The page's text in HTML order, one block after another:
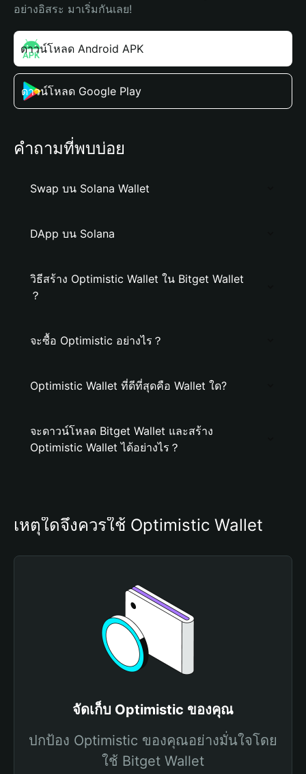
อย่างอิสระ มาเริ่มกันเลย!
ดาวน์โหลด Android APK
ดาวน์โหลด Google Play
คำถามที่พบบ่อย
Swap บน Solana Wallet
DApp บน Solana
วิธีสร้าง Optimistic Wallet ใน Bitget Wallet
？
จะซื้อ Optimistic อย่างไร？
Optimistic Wallet ที่ดีที่สุดคือ Wallet ใด?
จะดาวน์โหลด Bitget Wallet และสร้าง
Optimistic Wallet ได้อย่างไร？
เหตุใดจึงควรใช้ Optimistic Wallet
จัดเก็บ Optimistic ของคุณ
ปกป้อง Optimistic ของคุณอย่างมั่นใจโดย
ใช้ Bitget Wallet